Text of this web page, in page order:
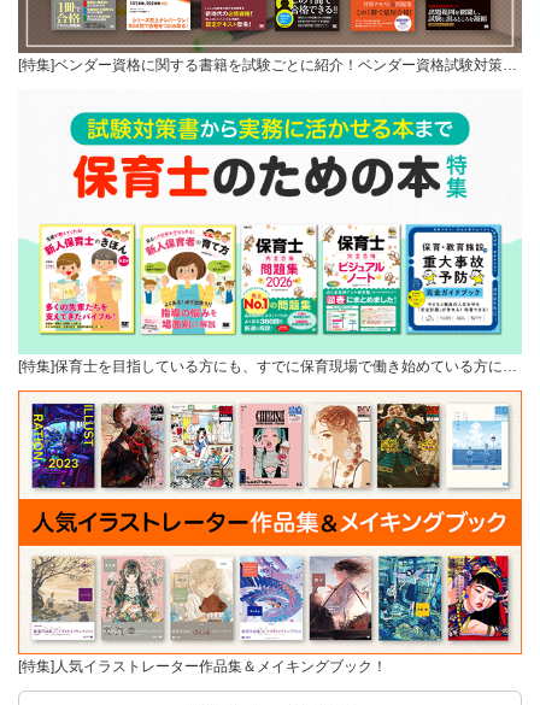
[特集]ベンダー資格に関する書籍を試験ごとに紹介！ベンダー資格試験対策…
[特集]保育士を目指している方にも、すでに保育現場で働き始めている方に…
[特集]人気イラストレーター作品集＆メイキングブック！